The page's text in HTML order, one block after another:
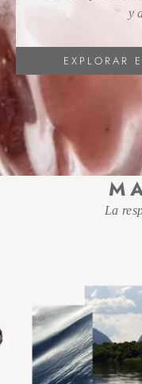
y
EXPLORAR
M
La